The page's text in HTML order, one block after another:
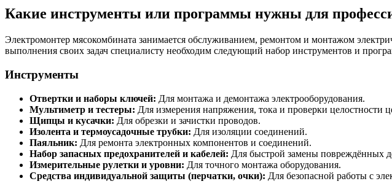
Какие инструменты или программы нужны для
Электромонтер мясокомбината занимается обслуживанием, ремонтом и монтажом
выполнения своих задач специалисту необходим следующий набор инструментов и
Инструменты
Отвертки и наборы ключей: Для монтажа и демонтажа электрооборудования.
Мультиметр и тестеры: Для измерения напряжения, тока и проверки целостности
Щипцы и кусачки: Для обрезки и зачистки проводов.
Изолента и термоусадочные трубки: Для изоляции соединений.
Паяльник: Для ремонта электронных компонентов и соединений.
Набор запасных предохранителей и кабелей: Для быстрой замены повреждённых
Измерительные рулетки и уровни: Для точного монтажа оборудования.
Средства индивидуальной защиты (перчатки, очки): Для безопасной работы с